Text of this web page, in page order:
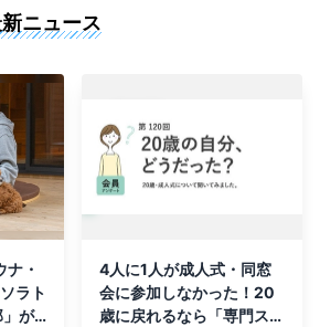
ニュース
・
ラト
」が
4人に1人が成人式・同窓
会に参加しなかった！20
歳に戻れるなら「専門スキ